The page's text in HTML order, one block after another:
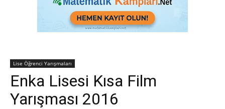
Lise Öğrenci Yarışmaları
Enka Lisesi Kısa Film
Yarışması 2016